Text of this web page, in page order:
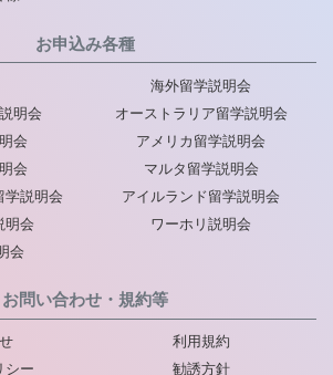
お申込み各種
海外留学説明会
明会
オーストラリア留学説明会
会
アメリカ留学説明会
会
マルタ留学説明会
学説明会
アイルランド留学説明会
明会
ワーホリ説明会
会
お問い合わせ・規約等
利用規約
シー
勧誘方針